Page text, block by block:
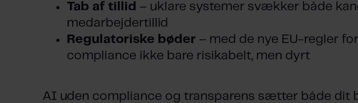
Tab af tillid – uklare systemer svækker både
medarbejdertillid
Regulatoriske bøder – med de nye EU-regler
compliance ikke bare risikabelt, men dyrt
AI uden compliance og transparens sætter både dit